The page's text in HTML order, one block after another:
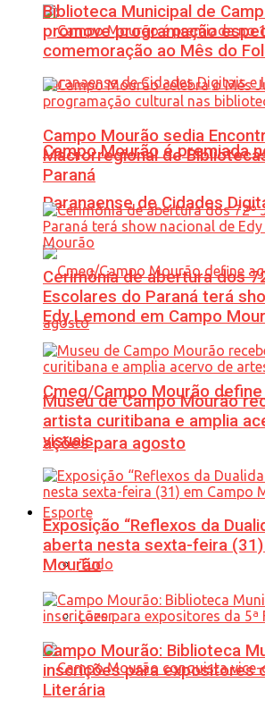
Campo Mourão é premiada
Paranaense de Cidades
Cmeg/Campo Mourão
ações para agosto
Esporte
Tudo
Lazer
Biblioteca Municipal de
promove programação
comemoração ao Mês do
Campo Mourão sedia
Macrorregional de
Paraná
Cerimônia de abertura dos
Escolares do Paraná terá
Edy Lemond em Campo
Museu de Campo Mourão
artista curitibana e amplia
visuais
Exposição “Reflexos da
aberta nesta sexta-feira
Mourão
Campo Mourão: Biblioteca
inscrições para expositores
Literária